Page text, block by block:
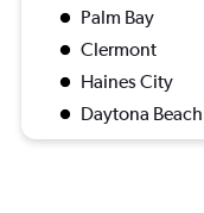
Palm Bay
Clermont
Haines City
Daytona